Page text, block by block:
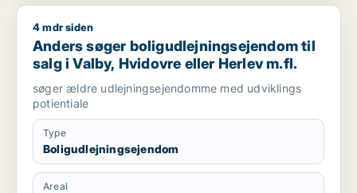
Anders søger boligudlejningsejendom til salg i Valby,
4 mdr siden
Anders søger boligudlejningsejendom til
salg i Valby, Hvidovre eller Herlev m.fl.
søger ældre udlejningsejendomme med udviklings
potientiale
Type
Boligudlejningsejendom
Areal